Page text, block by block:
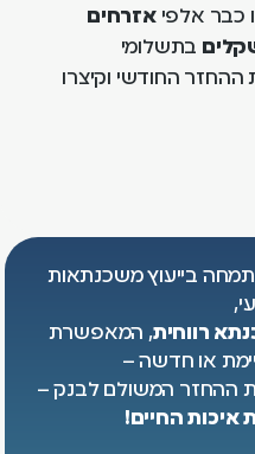
כבר אלפיאזרחים
בתשלומי
החודשי וקיצרו
בייעוץ משכנתאות
רווחית, המאפשרת
או חדשה –
ההחזר המשולם לבנק –
החיים!